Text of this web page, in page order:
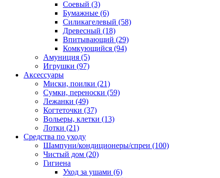
Соевый (3)
Бумажные (6)
Силикагелевый (58)
Древесный (18)
Впитывающий (29)
Комкующийся (94)
Амуниция (5)
Игрушки (97)
Аксессуары
Миски, поилки (21)
Сумки, переноски (59)
Лежанки (49)
Когтеточки (37)
Вольеры, клетки (13)
Лотки (21)
Средства по уходу
Шампуни/кондиционеры/спреи (100)
Чистый дом (20)
Гигиена
Уход за ушами (6)